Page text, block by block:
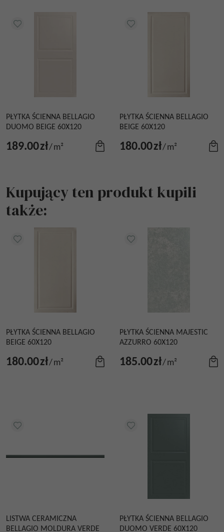
PŁYTKA ŚCIENNA BELLAGIO
DUOMO BEIGE 60X120
189.00zł/m²
PŁYTKA ŚCIENNA BELLAGIO
BEIGE 60X120
180.00zł/m²
Kupujący ten produkt kupili
także:
PŁYTKA ŚCIENNA BELLAGIO
BEIGE 60X120
180.00zł/m²
PŁYTKA ŚCIENNA MAJESTIC
AZZURRO 60X120
185.00zł/m²
LISTWA CERAMICZNA
BELLAGIO MOLDURA VERDE
PŁYTKA ŚCIENNA BELLAGIO
DUOMO VERDE 60X120